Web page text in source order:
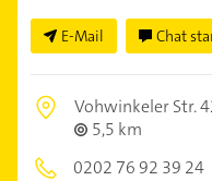
E-Mail Chat
Vohwinkeler Str.
5,5 km
0202 76 92 39 24